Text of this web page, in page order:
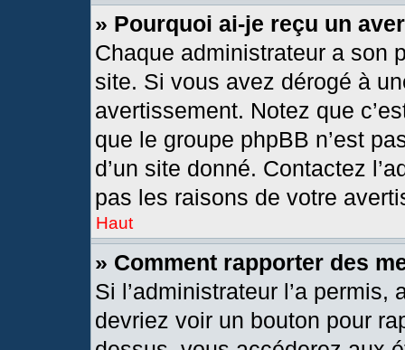
» Pourquoi ai-je reçu un
Chaque administrateur a son
site. Si vous avez dérogé à
avertissement. Notez que
que le groupe phpBB n’est
d’un site donné. Contactez
pas les raisons de votre
Haut
» Comment rapporter des
Si l’administrateur l’a
devriez voir un bouton pour